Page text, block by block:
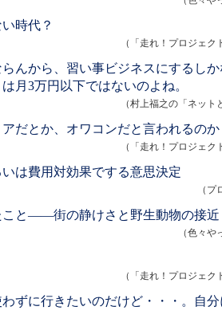
時代？
（「走れ！プロジェク
んから、習い事ビジネスにするし
月3万円以下ではないのよね。
（村上福之の「ネット
だとか、オワコンだと言われるのか
（「走れ！プロジェク
は費用対効果でする意思決定
（
こと――街の静けさと野生動物の接近
（色々や
（「走れ！プロジェク
ずに行きたいのだけど・・・。自